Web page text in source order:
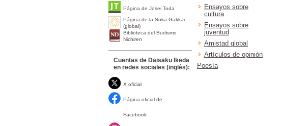
Página de Josei Toda
Página de la Soka Gakkai
(global)
Biblioteca del Budismo
Nichiren
Cuentas de Daisaku Ikeda
en redes sociales (inglés):
X oficial
Página oficial de
Facebook
Ensayos sobre
cultura
Ensayos sobre
juventud
Amistad global
Artículos de opinión
Poesía